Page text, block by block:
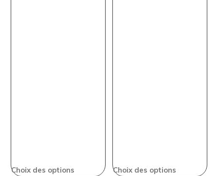
Choix des options Choix des options